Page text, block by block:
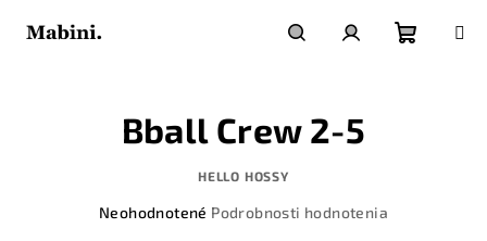
Bball Crew 2-5
HELLO HOSSY
Priemerné
Neohodnotené Podrobnosti hodnotenia